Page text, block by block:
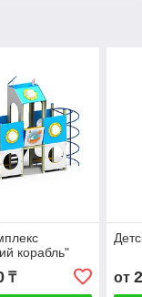
корабль"
₸ от